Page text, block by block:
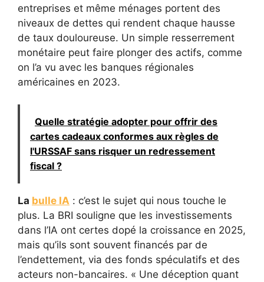
entreprises et même ménages portent des
niveaux de dettes qui rendent chaque hausse
de taux douloureuse. Un simple resserrement
monétaire peut faire plonger des actifs, comme
on l’a vu avec les banques régionales
américaines en 2023.
Quelle stratégie adopter pour offrir des
cartes cadeaux conformes aux règles de
l'URSSAF sans risquer un redressement
fiscal ?
La bulle IA : c’est le sujet qui nous touche le
plus. La BRI souligne que les investissements
dans l’IA ont certes dopé la croissance en 2025,
mais qu’ils sont souvent financés par de
l’endettement, via des fonds spéculatifs et des
acteurs non-bancaires. « Une déception quant